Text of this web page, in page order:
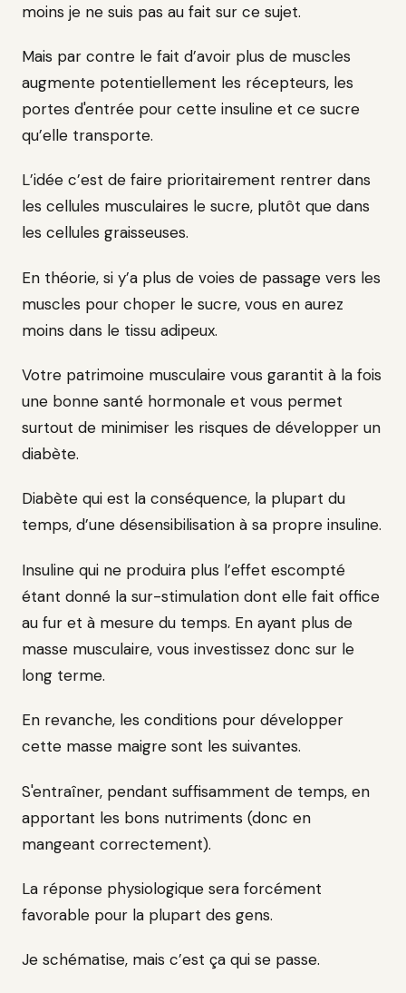
moins je ne suis pas au fait sur ce sujet.
Mais par contre le fait d’avoir plus de muscles
augmente potentiellement les récepteurs, les
portes d'entrée pour cette insuline et ce sucre
qu’elle transporte.
L’idée c’est de faire prioritairement rentrer dans
les cellules musculaires le sucre, plutôt que dans
les cellules graisseuses.
En théorie, si y’a plus de voies de passage vers les
muscles pour choper le sucre, vous en aurez
moins dans le tissu adipeux.
Votre patrimoine musculaire vous garantit à la fois
une bonne santé hormonale et vous permet
surtout de minimiser les risques de développer un
diabète.
Diabète qui est la conséquence, la plupart du
temps, d’une désensibilisation à sa propre insuline.
Insuline qui ne produira plus l’effet escompté
étant donné la sur-stimulation dont elle fait office
au fur et à mesure du temps. En ayant plus de
masse musculaire, vous investissez donc sur le
long terme.
En revanche, les conditions pour développer
cette masse maigre sont les suivantes.
S'entraîner, pendant suffisamment de temps, en
apportant les bons nutriments (donc en
mangeant correctement).
La réponse physiologique sera forcément
favorable pour la plupart des gens.
Je schématise, mais c’est ça qui se passe.